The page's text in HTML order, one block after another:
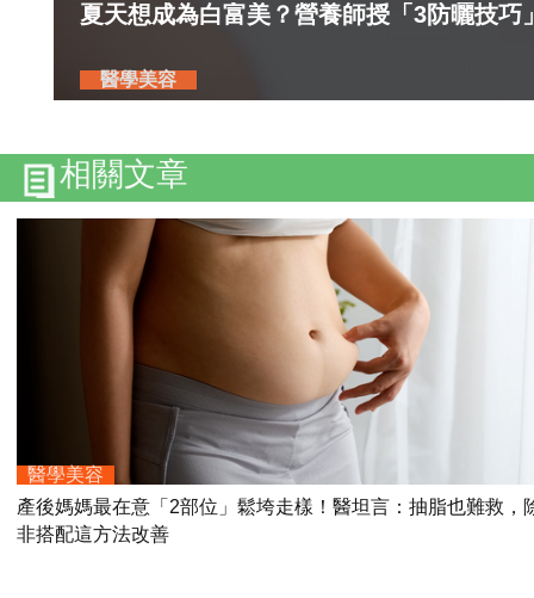
夏天想成為白富美？營養師授「3防曬技巧
醫學美容
相關文章
醫學美容
產後媽媽最在意「2部位」鬆垮走樣！醫坦言：抽脂也難救，
非搭配這方法改善